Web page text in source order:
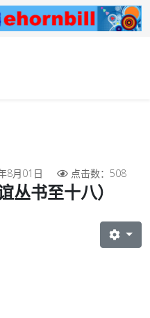
8月01日 点击数：508
丛书至十八）